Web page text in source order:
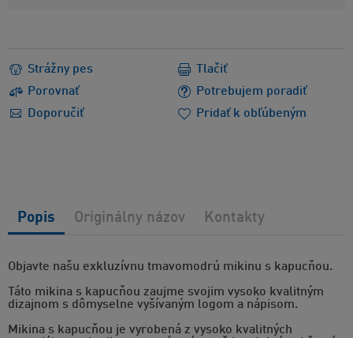
Strážny pes
Porovnať
Potrebujem poradiť
Doporučiť
Tlačiť
Pridať k obľúbeným
Objavte našu exkluzívnu tmavomodrú mikinu s kapucňou.
Táto mikina s kapucňou zaujme svojim vysoko kvalitným
dizajnom s dômyselne vyšívaným logom a nápisom.
Mikina s kapucňou je vyrobená z vysoko kvalitných
Popis Originálny názov Kontakty